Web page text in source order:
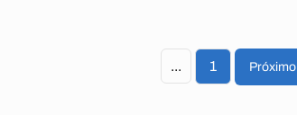
... 1 Próximo